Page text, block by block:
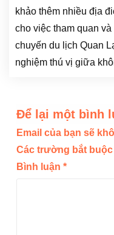
khảo thêm nhiều địa
cho việc tham quan
chuyến du lịch Quan
nghiệm thú vị giữa
Để lại một bình
Email của bạn sẽ
Các trường bắt
Bình luận *